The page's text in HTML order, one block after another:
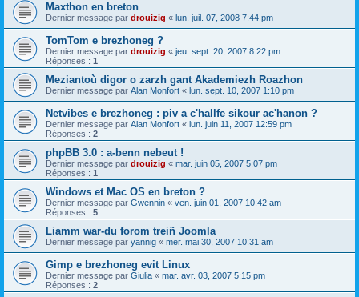
Maxthon en breton
Dernier message par drouizig « lun. juil. 07, 2008 7:44 pm
TomTom e brezhoneg ?
Dernier message par drouizig « jeu. sept. 20, 2007 8:22 pm
Réponses : 1
Meziantoù digor o zarzh gant Akademiezh Roazhon
Dernier message par Alan Monfort « lun. sept. 10, 2007 1:10 pm
Netvibes e brezhoneg : piv a c'hallfe sikour ac'hanon ?
Dernier message par Alan Monfort « lun. juin 11, 2007 12:59 pm
Réponses : 2
phpBB 3.0 : a-benn nebeut !
Dernier message par drouizig « mar. juin 05, 2007 5:07 pm
Réponses : 1
Windows et Mac OS en breton ?
Dernier message par Gwennin « ven. juin 01, 2007 10:42 am
Réponses : 5
Liamm war-du forom treiñ Joomla
Dernier message par yannig « mer. mai 30, 2007 10:31 am
Gimp e brezhoneg evit Linux
Dernier message par Giulia « mar. avr. 03, 2007 5:15 pm
Réponses : 2